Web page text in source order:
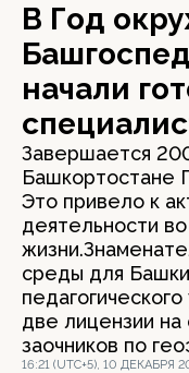
В Год
начали
Завершается
Башкортостане
Это привело к
деятельности
среды для
две лицензии на
заочников по
16:21 (UTC+5), 10 ДЕКАБРЯ